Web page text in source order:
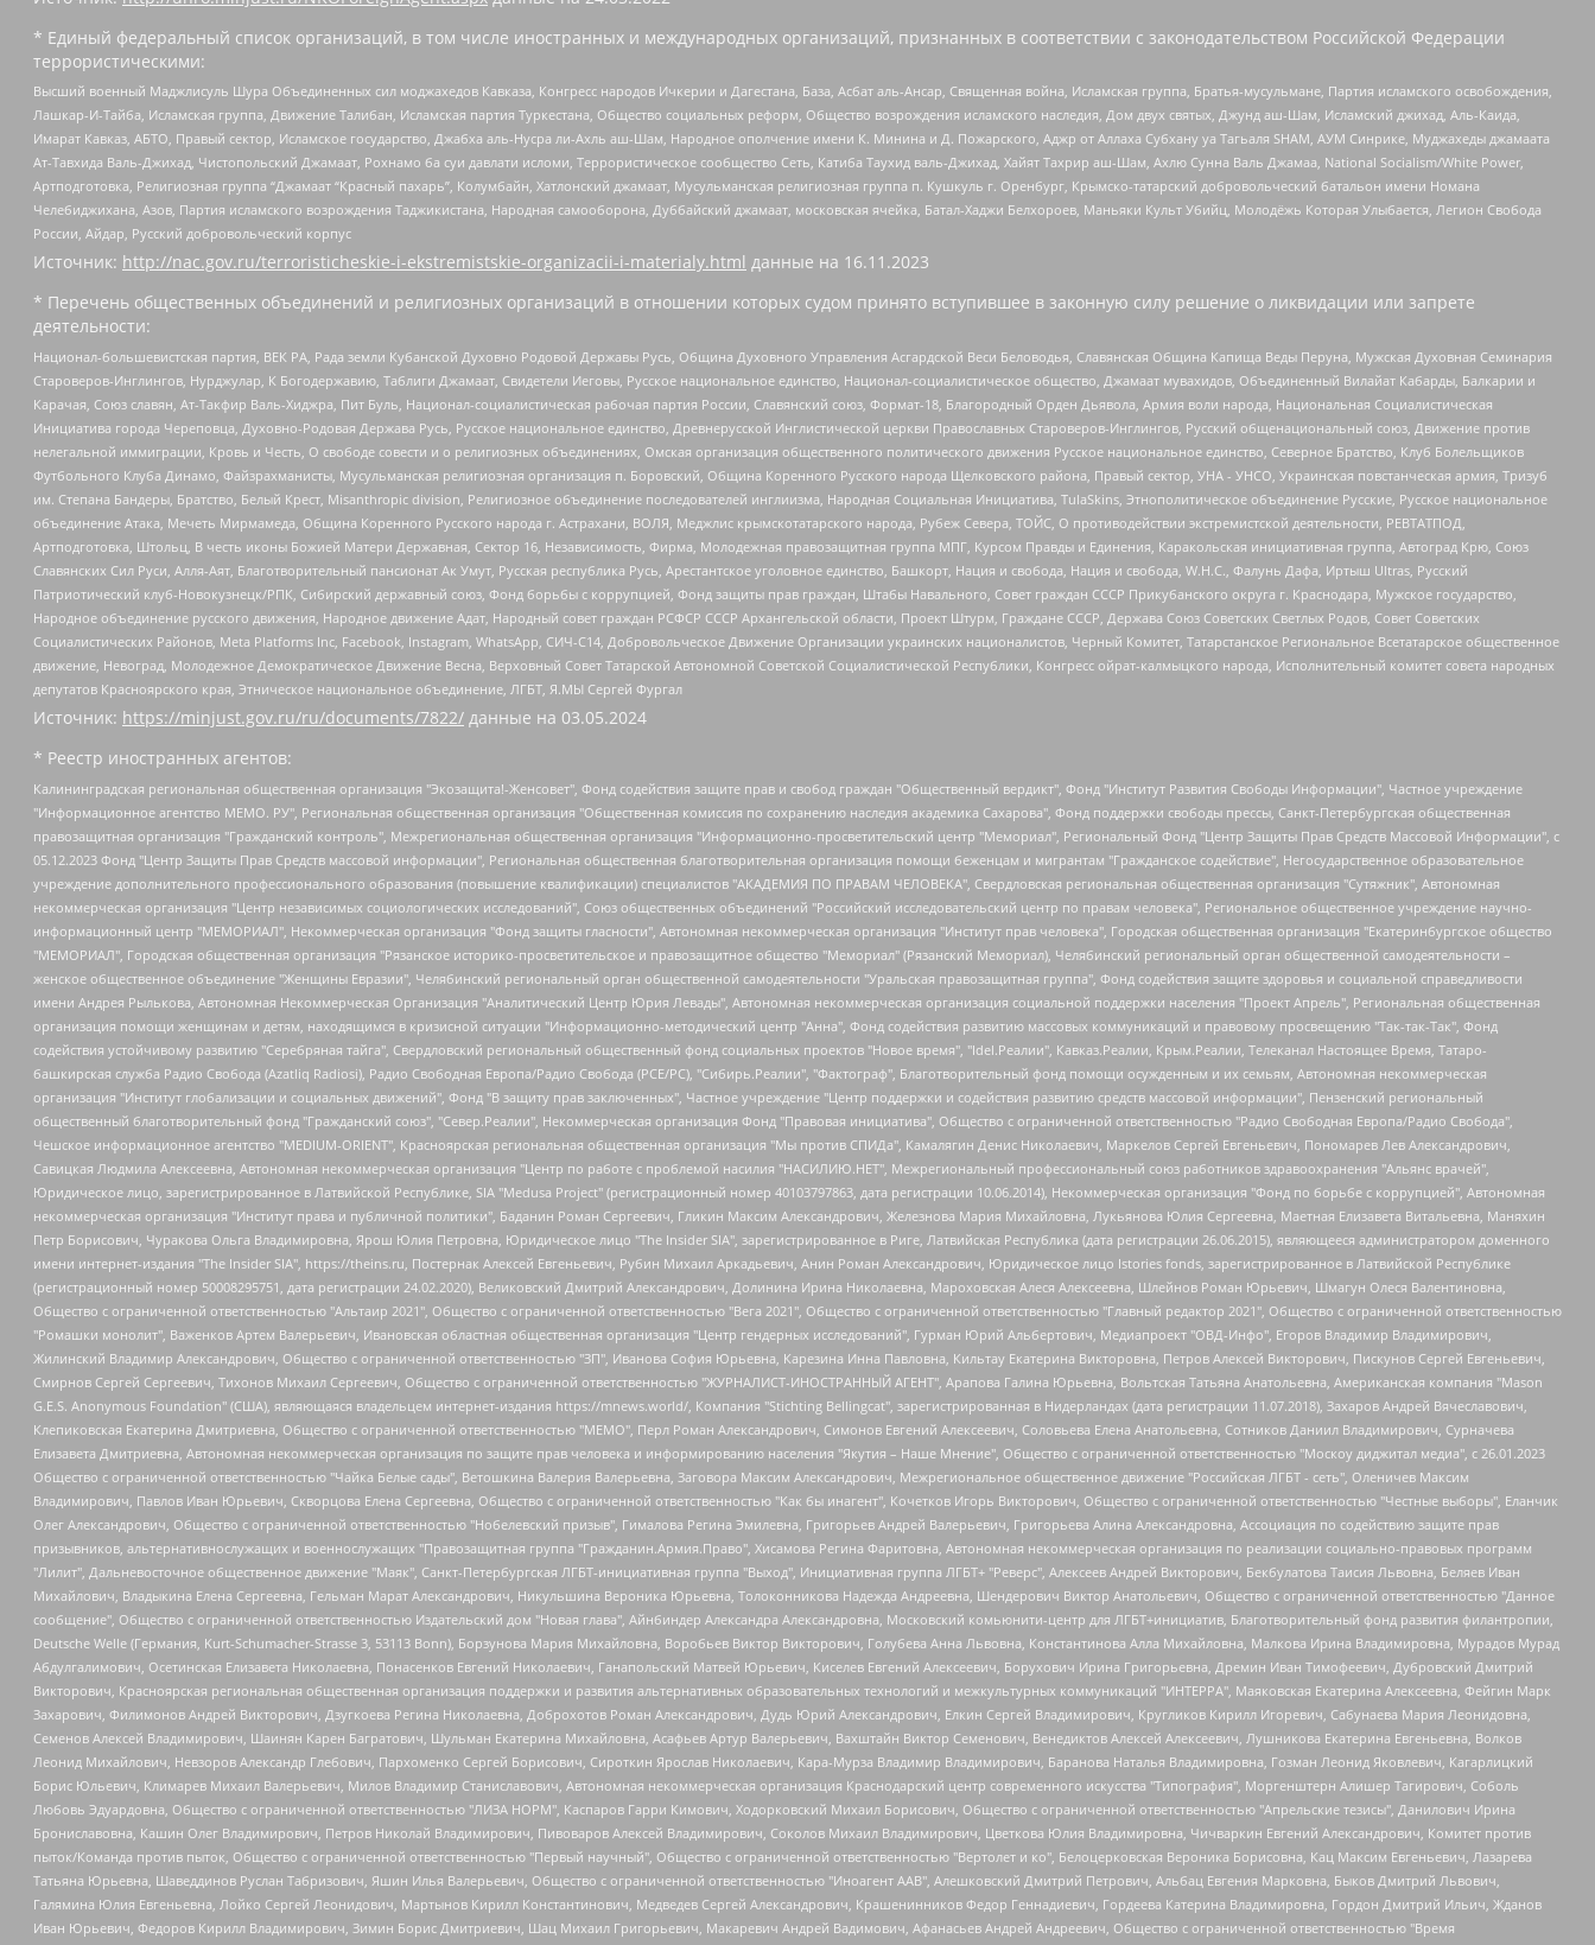
* Единый федеральный список организаций, в том числе иностранных и международных организаций, признанных в соответствии с законодательством Российской Федерации
террористическими:
Высший военный Маджлисуль Шура Объединенных сил моджахедов Кавказа, Конгресс народов Ичкерии и Дагестана, База, Асбат аль-Ансар, Священная война, Исламская группа, Братья-мусульмане, Партия исламского освобождения,
Лашкар-И-Тайба, Исламская группа, Движение Талибан, Исламская партия Туркестана, Общество социальных реформ, Общество возрождения исламского наследия, Дом двух святых, Джунд аш-Шам, Исламский джихад, Аль-Каида,
Имарат Кавказ, АБТО, Правый сектор, Исламское государство, Джабха аль-Нусра ли-Ахль аш-Шам, Народное ополчение имени К. Минина и Д. Пожарского, Аджр от Аллаха Субхану уа Тагьаля SHAM, АУМ Синрике, Муджахеды джамаата
Ат-Тавхида Валь-Джихад, Чистопольский Джамаат, Рохнамо ба суи давлати исломи, Террористическое сообщество Сеть, Катиба Таухид валь-Джихад, Хайят Тахрир аш-Шам, Ахлю Сунна Валь Джамаа, National Socialism/White Power,
Артподготовка, Религиозная группа “Джамаат “Красный пахарь”, Колумбайн, Хатлонский джамаат, Мусульманская религиозная группа п. Кушкуль г. Оренбург, Крымско-татарский добровольческий батальон имени Номана
Челебиджихана, Азов, Партия исламского возрождения Таджикистана, Народная самооборона, Дуббайский джамаат, московская ячейка, Батал-Хаджи Белхороев, Маньяки Культ Убийц, Молодёжь Которая Улыбается, Легион Свобода
России, Айдар, Русский добровольческий корпус
Источник: http://nac.gov.ru/terroristicheskie-i-ekstremistskie-organizacii-i-materialy.html данные на 16.11.2023
* Перечень общественных объединений и религиозных организаций в отношении которых судом принято вступившее в законную силу решение о ликвидации или запрете
деятельности:
Национал-большевистская партия, ВЕК РА, Рада земли Кубанской Духовно Родовой Державы Русь, Община Духовного Управления Асгардской Веси Беловодья, Славянская Община Капища Веды Перуна, Мужская Духовная Семинария
Староверов-Инглингов, Нурджулар, К Богодержавию, Таблиги Джамаат, Свидетели Иеговы, Русское национальное единство, Национал-социалистическое общество, Джамаат мувахидов, Объединенный Вилайат Кабарды, Балкарии и
Карачая, Союз славян, Ат-Такфир Валь-Хиджра, Пит Буль, Национал-социалистическая рабочая партия России, Славянский союз, Формат-18, Благородный Орден Дьявола, Армия воли народа, Национальная Социалистическая
Инициатива города Череповца, Духовно-Родовая Держава Русь, Русское национальное единство, Древнерусской Инглистической церкви Православных Староверов-Инглингов, Русский общенациональный союз, Движение против
нелегальной иммиграции, Кровь и Честь, О свободе совести и о религиозных объединениях, Омская организация общественного политического движения Русское национальное единство, Северное Братство, Клуб Болельщиков
Футбольного Клуба Динамо, Файзрахманисты, Мусульманская религиозная организация п. Боровский, Община Коренного Русского народа Щелковского района, Правый сектор, УНА - УНСО, Украинская повстанческая армия, Тризуб
им. Степана Бандеры, Братство, Белый Крест, Misanthropic division, Религиозное объединение последователей инглиизма, Народная Социальная Инициатива, TulaSkins, Этнополитическое объединение Русские, Русское национальное
объединение Атака, Мечеть Мирмамеда, Община Коренного Русского народа г. Астрахани, ВОЛЯ, Меджлис крымскотатарского народа, Рубеж Севера, ТОЙС, О противодействии экстремистской деятельности, РЕВТАТПОД,
Артподготовка, Штольц, В честь иконы Божией Матери Державная, Сектор 16, Независимость, Фирма, Молодежная правозащитная группа МПГ, Курсом Правды и Единения, Каракольская инициативная группа, Автоград Крю, Союз
Славянских Сил Руси, Алля-Аят, Благотворительный пансионат Ак Умут, Русская республика Русь, Арестантское уголовное единство, Башкорт, Нация и свобода, Нация и свобода, W.H.С., Фалунь Дафа, Иртыш Ultras, Русский
Патриотический клуб-Новокузнецк/РПК, Сибирский державный союз, Фонд борьбы с коррупцией, Фонд защиты прав граждан, Штабы Навального, Совет граждан СССР Прикубанского округа г. Краснодара, Мужское государство,
Народное объединение русского движения, Народное движение Адат, Народный совет граждан РСФСР СССР Архангельской области, Проект Штурм, Граждане СССР, Держава Союз Советских Светлых Родов, Совет Советских
Социалистических Районов, Meta Platforms Inc, Facebook, Instagram, WhatsApp, СИЧ-С14, Добровольческое Движение Организации украинских националистов, Черный Комитет, Татарстанское Региональное Всетатарское общественное
движение, Невоград, Молодежное Демократическое Движение Весна, Верховный Совет Татарской Автономной Советской Социалистической Республики, Конгресс ойрат-калмыцкого народа, Исполнительный комитет совета народных
депутатов Красноярского края, Этническое национальное объединение, ЛГБТ, Я.МЫ Сергей Фургал
Источник: https://minjust.gov.ru/ru/documents/7822/ данные на 03.05.2024
* Реестр иностранных агентов:
Калининградская региональная общественная организация "Экозащита!-Женсовет", Фонд содействия защите прав и свобод граждан "Общественный вердикт", Фонд "Институт Развития Свободы Информации", Частное учреждение "Информационное агентство МЕМО. РУ", Региональная общественная организация "Общественная комиссия по сохранению наследия академика Сахарова", Фонд поддержки свободы прессы, Санкт-Петербургская общественная правозащитная организация "Гражданский контроль", Межрегиональная общественная организация "Информационно-просветительский центр "Мемориал", Региональный Фонд "Центр Защиты Прав Средств Массовой Информации", с 05.12.2023 Фонд "Центр Защиты Прав Средств массовой информации", Региональная общественная благотворительная организация помощи беженцам и мигрантам "Гражданское содействие", Негосударственное образовательное учреждение дополнительного профессионального образования (повышение квалификации) специалистов "АКАДЕМИЯ ПО ПРАВАМ ЧЕЛОВЕКА", Свердловская региональная общественная организация "Сутяжник", Автономная некоммерческая организация "Центр независимых социологических исследований", Союз общественных объединений "Российский исследовательский центр по правам человека", Региональное общественное учреждение научно-информационный центр "МЕМОРИАЛ", Некоммерческая организация "Фонд защиты гласности", Автономная некоммерческая организация "Институт прав человека", Городская общественная организация "Екатеринбургское общество "МЕМОРИАЛ", Городская общественная организация "Рязанское историко-просветительское и правозащитное общество "Мемориал" (Рязанский Мемориал), Челябинский региональный орган общественной самодеятельности – женское общественное объединение "Женщины Евразии", Челябинский региональный орган общественной самодеятельности "Уральская правозащитная группа", Фонд содействия защите здоровья и социальной справедливости имени Андрея Рылькова, Автономная Некоммерческая Организация "Аналитический Центр Юрия Левады", Автономная некоммерческая организация социальной поддержки населения "Проект Апрель", Региональная общественная организация помощи женщинам и детям, находящимся в кризисной ситуации "Информационно-методический центр "Анна", Фонд содействия развитию массовых коммуникаций и правовому просвещению "Так-так-Так", Фонд содействия устойчивому развитию "Серебряная тайга", Свердловский региональный общественный фонд социальных проектов "Новое время", "Idel.Реалии", Кавказ.Реалии, Крым.Реалии, Телеканал Настоящее Время, Татаро-башкирская служба Радио Свобода (Azatliq Radiosi), Радио Свободная Европа/Радио Свобода (PCE/PC), "Сибирь.Реалии", "Фактограф", Благотворительный фонд помощи осужденным и их семьям, Автономная некоммерческая организация "Институт глобализации и социальных движений", Фонд "В защиту прав заключенных", Частное учреждение "Центр поддержки и содействия развитию средств массовой информации", Пензенский региональный общественный благотворительный фонд "Гражданский союз", "Север.Реалии", Некоммерческая организация Фонд "Правовая инициатива", Общество с ограниченной ответственностью "Радио Свободная Европа/Радио Свобода", Чешское информационное агентство "MEDIUM-ORIENT", Красноярская региональная общественная организация "Мы против СПИДа", Камалягин Денис Николаевич, Маркелов Сергей Евгеньевич, Пономарев Лев Александрович, Савицкая Людмила Алексеевна, Автономная некоммерческая организация "Центр по работе с проблемой насилия "НАСИЛИЮ.НЕТ", Межрегиональный профессиональный союз работников здравоохранения "Альянс врачей", Юридическое лицо, зарегистрированное в Латвийской Республике, SIA "Medusa Project" (регистрационный номер 40103797863, дата регистрации 10.06.2014), Некоммерческая организация "Фонд по борьбе с коррупцией", Автономная некоммерческая организация "Институт права и публичной политики", Баданин Роман Сергеевич, Гликин Максим Александрович, Железнова Мария Михайловна, Лукьянова Юлия Сергеевна, Маетная Елизавета Витальевна, Маняхин Петр Борисович, Чуракова Ольга Владимировна, Ярош Юлия Петровна, Юридическое лицо "The Insider SIA", зарегистрированное в Риге, Латвийская Республика (дата регистрации 26.06.2015), являющееся администратором доменного имени интернет-издания "The Insider SIA", https://theins.ru, Постернак Алексей Евгеньевич, Рубин Михаил Аркадьевич, Анин Роман Александрович, Юридическое лицо Istories fonds, зарегистрированное в Латвийской Республике (регистрационный номер 50008295751, дата регистрации 24.02.2020), Великовский Дмитрий Александрович, Долинина Ирина Николаевна, Мароховская Алеся Алексеевна, Шлейнов Роман Юрьевич, Шмагун Олеся Валентиновна, Общество с ограниченной ответственностью "Альтаир 2021", Общество с ограниченной ответственностью "Вега 2021", Общество с ограниченной ответственностью "Главный редактор 2021", Общество с ограниченной ответственностью "Ромашки монолит", Важенков Артем Валерьевич, Ивановская областная общественная организация "Центр гендерных исследований", Гурман Юрий Альбертович, Медиапроект "ОВД-Инфо", Егоров Владимир Владимирович, Жилинский Владимир Александрович, Общество с ограниченной ответственностью "ЗП", Иванова София Юрьевна, Карезина Инна Павловна, Кильтау Екатерина Викторовна, Петров Алексей Викторович, Пискунов Сергей Евгеньевич, Смирнов Сергей Сергеевич, Тихонов Михаил Сергеевич, Общество с ограниченной ответственностью "ЖУРНАЛИСТ-ИНОСТРАННЫЙ АГЕНТ", Арапова Галина Юрьевна, Вольтская Татьяна Анатольевна, Американская компания "Mason G.E.S. Anonymous Foundation" (США), являющаяся владельцем интернет-издания https://mnews.world/, Компания "Stichting Bellingcat", зарегистрированная в Нидерландах (дата регистрации 11.07.2018), Захаров Андрей Вячеславович, Клепиковская Екатерина Дмитриевна, Общество с ограниченной ответственностью "МЕМО", Перл Роман Александрович, Симонов Евгений Алексеевич, Соловьева Елена Анатольевна, Сотников Даниил Владимирович, Сурначева Елизавета Дмитриевна, Автономная некоммерческая организация по защите прав человека и информированию населения "Якутия – Наше Мнение", Общество с ограниченной ответственностью "Москоу диджитал медиа", с 26.01.2023 Общество с ограниченной ответственностью "Чайка Белые сады", Ветошкина Валерия Валерьевна, Заговора Максим Александрович, Межрегиональное общественное движение "Российская ЛГБТ - сеть", Оленичев Максим Владимирович, Павлов Иван Юрьевич, Скворцова Елена Сергеевна, Общество с ограниченной ответственностью "Как бы инагент", Кочетков Игорь Викторович, Общество с ограниченной ответственностью "Честные выборы", Еланчик Олег Александрович, Общество с ограниченной ответственностью "Нобелевский призыв", Гималова Регина Эмилевна, Григорьев Андрей Валерьевич, Григорьева Алина Александровна, Ассоциация по содействию защите прав призывников, альтернативнослужащих и военнослужащих "Правозащитная группа "Гражданин.Армия.Право", Хисамова Регина Фаритовна, Автономная некоммерческая организация по реализации социально-правовых программ "Лилит", Дальневосточное общественное движение "Маяк", Санкт-Петербургская ЛГБТ-инициативная группа "Выход", Инициативная группа ЛГБТ+ "Реверс", Алексеев Андрей Викторович, Бекбулатова Таисия Львовна, Беляев Иван Михайлович, Владыкина Елена Сергеевна, Гельман Марат Александрович, Никульшина Вероника Юрьевна, Толоконникова Надежда Андреевна, Шендерович Виктор Анатольевич, Общество с ограниченной ответственностью "Данное сообщение", Общество с ограниченной ответственностью Издательский дом "Новая глава", Айнбиндер Александра Александровна, Московский комьюнити-центр для ЛГБТ+инициатив, Благотворительный фонд развития филантропии, Deutsche Welle (Германия, Kurt-Schumacher-Strasse 3, 53113 Bonn), Борзунова Мария Михайловна, Воробьев Виктор Викторович, Голубева Анна Львовна, Константинова Алла Михайловна, Малкова Ирина Владимировна, Мурадов Мурад Абдулгалимович, Осетинская Елизавета Николаевна, Понасенков Евгений Николаевич, Ганапольский Матвей Юрьевич, Киселев Евгений Алексеевич, Борухович Ирина Григорьевна, Дремин Иван Тимофеевич, Дубровский Дмитрий Викторович, Красноярская региональная общественная организация поддержки и развития альтернативных образовательных технологий и межкультурных коммуникаций "ИНТЕРРА", Маяковская Екатерина Алексеевна, Фейгин Марк Захарович, Филимонов Андрей Викторович, Дзугкоева Регина Николаевна, Доброхотов Роман Александрович, Дудь Юрий Александрович, Елкин Сергей Владимирович, Кругликов Кирилл Игоревич, Сабунаева Мария Леонидовна, Семенов Алексей Владимирович, Шаинян Карен Багратович, Шульман Екатерина Михайловна, Асафьев Артур Валерьевич, Вахштайн Виктор Семенович, Венедиктов Алексей Алексеевич, Лушникова Екатерина Евгеньевна, Волков Леонид Михайлович, Невзоров Александр Глебович, Пархоменко Сергей Борисович, Сироткин Ярослав Николаевич, Кара-Мурза Владимир Владимирович, Баранова Наталья Владимировна, Гозман Леонид Яковлевич, Кагарлицкий Борис Юльевич, Климарев Михаил Валерьевич, Милов Владимир Станиславович, Автономная некоммерческая организация Краснодарский центр современного искусства "Типография", Моргенштерн Алишер Тагирович, Соболь Любовь Эдуардовна, Общество с ограниченной ответственностью "ЛИЗА НОРМ", Каспаров Гарри Кимович, Ходорковский Михаил Борисович, Общество с ограниченной ответственностью "Апрельские тезисы", Данилович Ирина Брониславовна, Кашин Олег Владимирович, Петров Николай Владимирович, Пивоваров Алексей Владимирович, Соколов Михаил Владимирович, Цветкова Юлия Владимировна, Чичваркин Евгений Александрович, Комитет против пыток/Команда против пыток, Общество с ограниченной ответственностью "Первый научный", Общество с ограниченной ответственностью "Вертолет и ко", Белоцерковская Вероника Борисовна, Кац Максим Евгеньевич, Лазарева Татьяна Юрьевна, Шаведдинов Руслан Табризович, Яшин Илья Валерьевич, Общество с ограниченной ответственностью "Иноагент ААВ", Алешковский Дмитрий Петрович, Альбац Евгения Марковна, Быков Дмитрий Львович, Галямина Юлия Евгеньевна, Лойко Сергей Леонидович, Мартынов Кирилл Константинович, Медведев Сергей Александрович, Крашенинников Федор Геннадиевич, Гордеева Катерина Вл